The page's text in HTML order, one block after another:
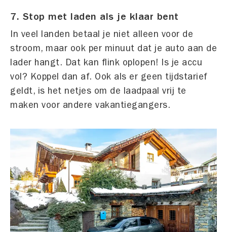
7. Stop met laden als je klaar bent
In veel landen betaal je niet alleen voor de
stroom, maar ook per minuut dat je auto aan de
lader hangt. Dat kan flink oplopen! Is je accu
vol? Koppel dan af. Ook als er geen tijdstarief
geldt, is het netjes om de laadpaal vrij te
maken voor andere vakantiegangers.